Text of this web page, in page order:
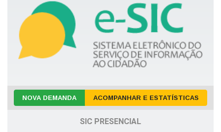
NOVA DEMANDA ACOMPANHAR E ESTATÍSTICAS
SIC PRESENCIAL